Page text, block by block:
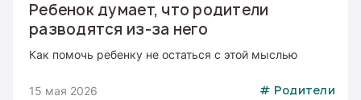
Ребенок думает, что родители
разводятся из-за него
Как помочь ребенку не остаться с этой мыслью
15 мая 2026 # Родители